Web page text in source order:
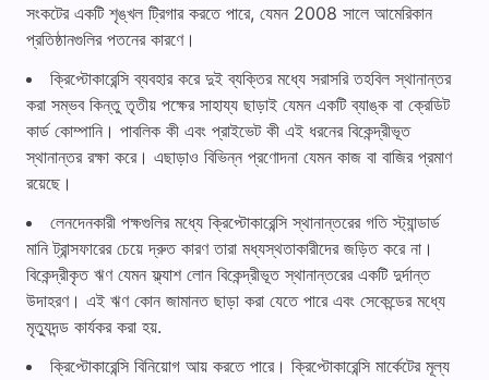
সংকটের একটি শৃঙ্খল ট্রিগার করতে পারে, যেমন 2008 সালে আমেরিকান
প্রতিষ্ঠানগুলির পতনের কারণে।
ক্রিপ্টোকারেন্সি ব্যবহার করে দুই ব্যক্তির মধ্যে সরাসরি তহবিল স্থানান্তর
করা সম্ভব কিন্তু তৃতীয় পক্ষের সাহায্য ছাড়াই যেমন একটি ব্যাঙ্ক বা ক্রেডিট
কার্ড কোম্পানি। পাবলিক কী এবং প্রাইভেট কী এই ধরনের বিকেন্দ্রীভূত
স্থানান্তর রক্ষা করে। এছাড়াও বিভিন্ন প্রণোদনা যেমন কাজ বা বাজির প্রমাণ
রয়েছে।
লেনদেনকারী পক্ষগুলির মধ্যে ক্রিপ্টোকারেন্সি স্থানান্তরের গতি স্ট্যান্ডার্ড
মানি ট্রান্সফারের চেয়ে দ্রুত কারণ তারা মধ্যস্থতাকারীদের জড়িত করে না।
বিকেন্দ্রীকৃত ঋণ যেমন ফ্ল্যাশ লোন বিকেন্দ্রীভূত স্থানান্তরের একটি দুর্দান্ত
উদাহরণ। এই ঋণ কোন জামানত ছাড়া করা যেতে পারে এবং সেকেন্ডের মধ্যে
মৃত্যুদন্ড কার্যকর করা হয়.
ক্রিপ্টোকারেন্সি বিনিয়োগ আয় করতে পারে। ক্রিপ্টোকারেন্সি মার্কেটের মূল্য